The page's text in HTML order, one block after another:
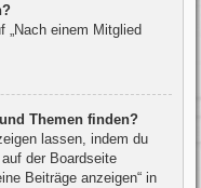
„Nach einem Mitglied
Themen finden?
lassen, indem du
der Boardseite
Beiträge anzeigen“ in